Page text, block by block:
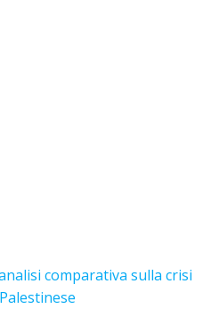
comparativa sulla crisi